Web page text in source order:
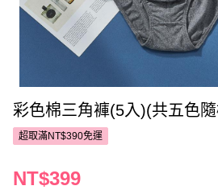
彩色棉三角褲(5入)(共五色
超取滿NT$390免運
NT$399